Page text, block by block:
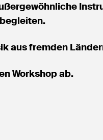
aus fremden
Workshop ab.